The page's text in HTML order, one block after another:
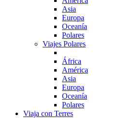
Asia
Europa
Oceanía
Polares
Viajes Polares
África
América
Asia
Europa
Oceanía
Polares
Viaja con Terres